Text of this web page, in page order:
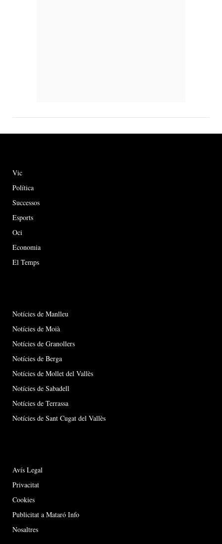
Vic
Política
Successos
Esports
Oci
Economia
El Temps
Notícies de Manlleu
Notícies de Moià
Notícies de Granollers
Notícies de Berga
Notícies de Mollet del Vallès
Notícies de Sabadell
Notícies de Terrassa
Notícies de Sant Cugat del Vallès
Avís Legal
Privacitat
Cookies
Publicitat a Mataró Info
Nosaltres